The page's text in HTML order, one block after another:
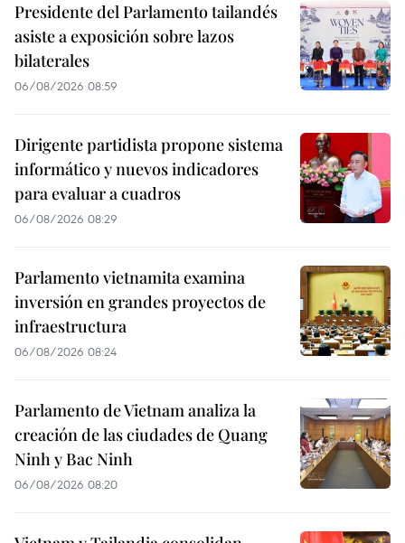
Presidente del Parlamento tailandés
asiste a exposición sobre lazos
bilaterales
06/08/2026 08:59
Dirigente partidista propone sistema
informático y nuevos indicadores
para evaluar a cuadros
06/08/2026 08:29
Parlamento vietnamita examina
inversión en grandes proyectos de
infraestructura
06/08/2026 08:24
Parlamento de Vietnam analiza la
creación de las ciudades de Quang
Ninh y Bac Ninh
06/08/2026 08:20